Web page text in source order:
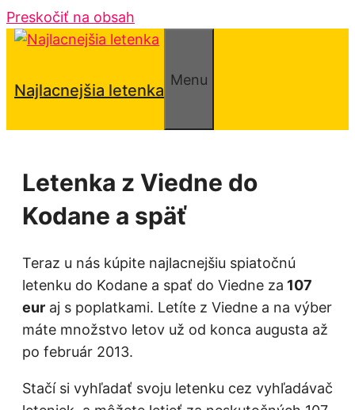
Preskočiť na obsah
Najlacnejšia letenka
Menu
Letenka z Viedne do
Kodane a späť
Teraz u nás kúpite najlacnejšiu spiatočnú
letenku do Kodane a spať do Viedne za 107
eur aj s poplatkami. Letíte z Viedne a na výber
máte množstvo letov už od konca augusta až
po február 2013.
Stačí si vyhľadať svoju letenku cez vyhľadávač